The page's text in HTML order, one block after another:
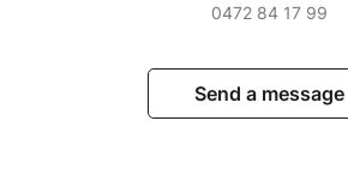
0472 84 17 99
Send a message